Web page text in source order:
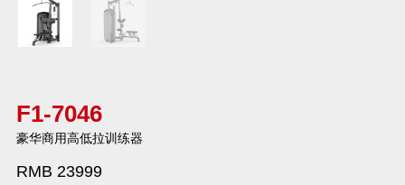
F1-7046
豪华商用高低拉训练器
RMB 23999